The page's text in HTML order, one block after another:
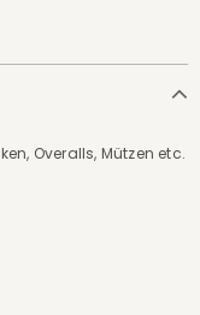
Overalls, Mützen etc.